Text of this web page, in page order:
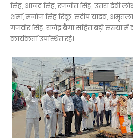
सिंह, आनंद सिंह, रणजीत सिंह, उत्तरा देवी
शर्मा, मनोज सिंह रिंकू, संदीप यादव,
गजवीर सिंह, राजेंद्र बैगा सहित बड़ी संख्या में
कार्यकर्ता उपस्थित रहे।